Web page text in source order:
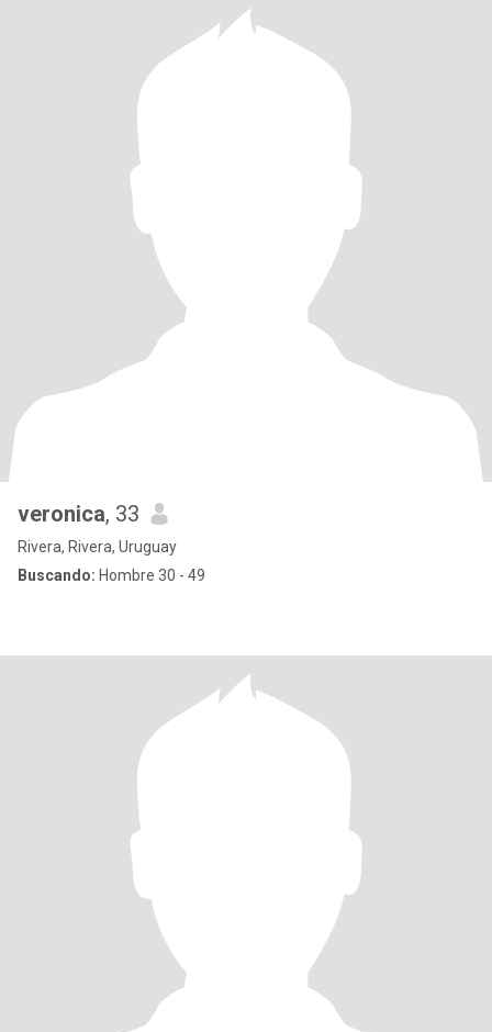
veronica, 33
Rivera, Rivera, Uruguay
Buscando: Hombre 30 - 49